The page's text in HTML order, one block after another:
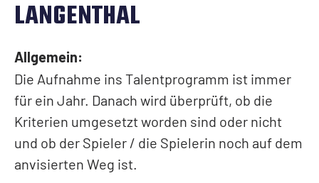
Medical Report
NACHWUCHS
Teams
BKW-Hockeyschule
Galerie
Dokumente
Gautschi Cup
Silberpartner
Medienpartner
Medicalpartner
SPONSORING
1. Mannschaft
BACKSTAGE EVENT
Verfügbarkeit
SCHLOSS HOGER
Verfügbarkeit
VERLINGUE FANBAR
FANCLUBS
FANDELEGIERTE
MERCHANDISING
AUSWÄRTSFAHRTEN
ORGANISATION
GESCHÄFTSSTELLE
STADION SCHOREN
NEWS
LANGENTHAL
Allgemein:
Die Aufnahme ins Talentprogramm ist immer
für ein Jahr. Danach wird überprüft, ob die
Kriterien umgesetzt worden sind oder nicht
und ob der Spieler / die Spielerin noch auf dem
anvisierten Weg ist.